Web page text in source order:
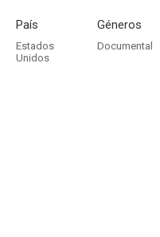
País
Estados
Unidos
Géneros
Documental